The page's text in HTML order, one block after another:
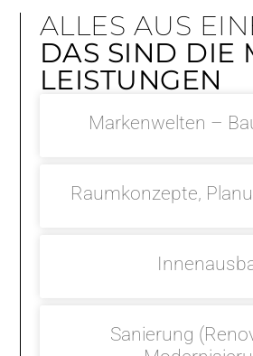
ALLES AUS
DAS SIND DIE
LEISTUNGEN
Markenwelten –
Raumkonzepte,
Sanierung